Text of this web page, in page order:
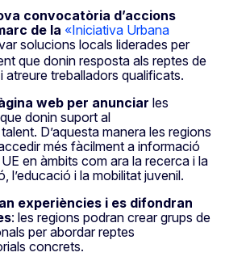
convocatòria d’accions
de la «Iniciativa Urbana
solucions locals liderades per
que donin resposta als reptes de
atreure treballadors qualificats.
web per anunciar les
que donin suport al
D’aquesta manera les regions
més fàcilment a informació
en àmbits com ara la recerca i la
l’educació i la mobilitat juvenil.
experiències i es difondran
: les regions podran crear grups de
per abordar reptes
concrets.